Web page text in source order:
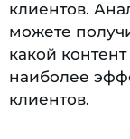
клиентов.
можете
какой
наиболее
клиентов.